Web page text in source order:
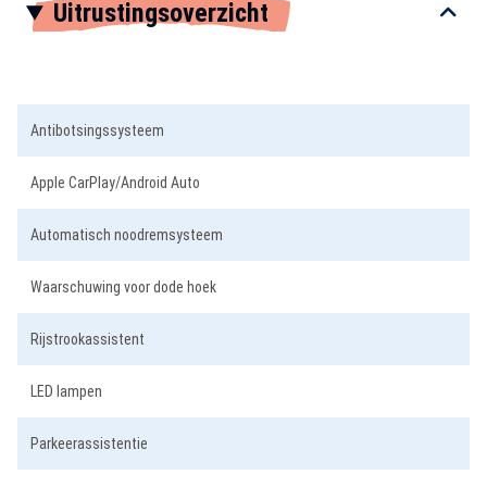
Uitrustingsoverzicht
Antibotsingssysteem
Apple CarPlay/Android Auto
Automatisch noodremsysteem
Waarschuwing voor dode hoek
Rijstrookassistent
LED lampen
Parkeerassistentie